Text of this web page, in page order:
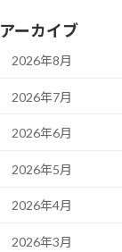
アーカイブ
2026年8月
2026年7月
2026年6月
2026年5月
2026年4月
2026年3月